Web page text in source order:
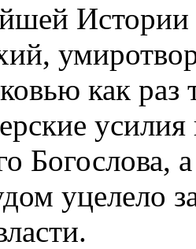
как раз
усилия
Богослова,
уцелело